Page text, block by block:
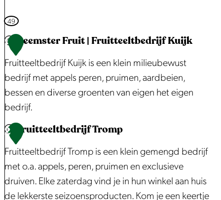
e
r
g
r
o
t
e
a
f
b
e
e
l
49
1 Beemster Fruit | Fruitteeltbedrijf Kuijk
Fruitteeltbedrijf Kuijk is een klein milieubewust
bedrijf met appels peren, pruimen, aardbeien,
bessen en diverse groenten van eigen het eigen
bedrijf.
B
e
m
s
2 Fruitteeltbedrijf Tromp
Fruitteeltbedrijf Tromp is een klein gemengd bedrijf
met o.a. appels, peren, pruimen en exclusieve
druiven. Elke zaterdag vind je in hun winkel aan huis
de lekkerste seizoensproducten. Kom je een keertje